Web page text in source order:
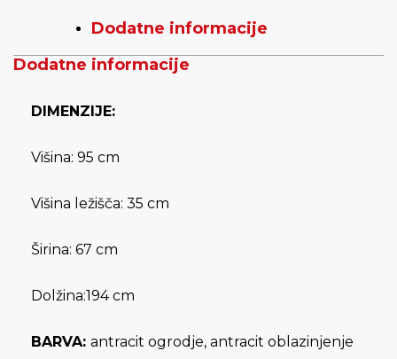
Dodatne informacije
Dodatne informacije
DIMENZIJE:
Višina: 95 cm
Višina ležišča: 35 cm
Širina: 67 cm
Dolžina:194 cm
BARVA: antracit ogrodje, antracit oblazinjenje